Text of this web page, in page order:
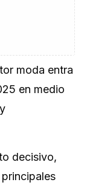
moda entra
en medio
decisivo,